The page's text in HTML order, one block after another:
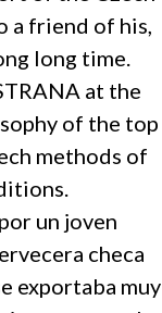
a friend of his,
long time.
at the
of the top
methods of
un joven
checa
exportaba muy